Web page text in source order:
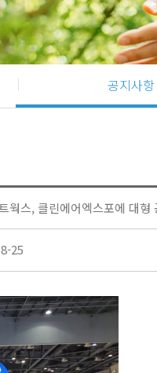
공지사항
웍스, 클린에어엑스포에 대형
25